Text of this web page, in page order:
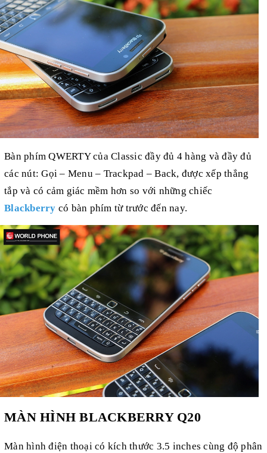
Bàn phím QWERTY của Classic đầy đủ 4 hàng và đầy đủ
các nút: Gọi – Menu – Trackpad – Back, được xếp thẳng
tắp và có cảm giác mềm hơn so với những chiếc
Blackberry có bàn phím từ trước đến nay.
MÀN HÌNH BLACKBERRY Q20
Màn hình điện thoại có kích thước 3.5 inches cùng độ phân